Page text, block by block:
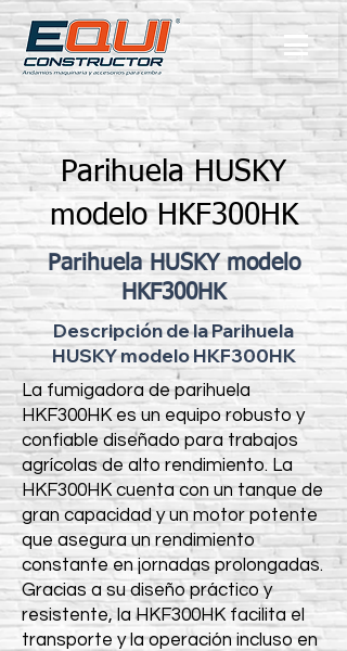
Parihuela HUSKY
modelo HKF300HK
Parihuela HUSKY modelo
HKF300HK
Descripción de la Parihuela
HUSKY modelo HKF300HK
La fumigadora de parihuela
HKF300HK es un equipo robusto y
confiable diseñado para trabajos
agrícolas de alto rendimiento. La
HKF300HK cuenta con un tanque de
gran capacidad y un motor potente
que asegura un rendimiento
constante en jornadas prolongadas.
Gracias a su diseño práctico y
resistente, la HKF300HK facilita el
transporte y la operación incluso en